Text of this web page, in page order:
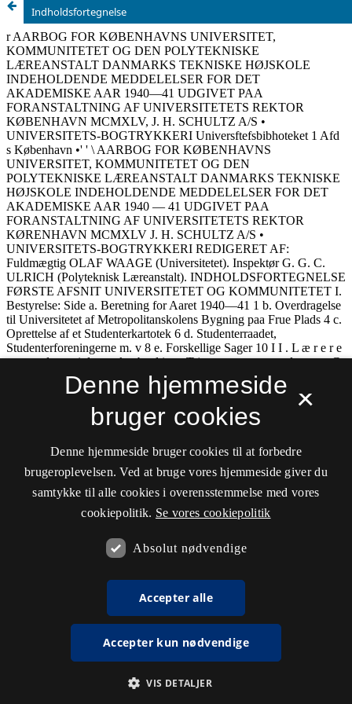
Indholdsfortegnelse
×
Denne hjemmeside
bruger cookies
Denne hjemmeside bruger cookies til at forbedre
brugeroplevelsen. Ved at bruge vores hjemmeside giver du
samtykke til alle cookies i overensstemmelse med vores
cookiepolitik. Se vores cookiepolitik
Absolut nødvendige
Accepter alle
Accepter kun nødvendige
VIS DETALJER